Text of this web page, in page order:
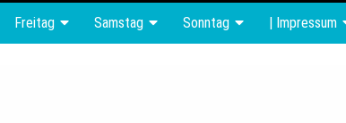
Freitag Samstag Sonntag | Impressum